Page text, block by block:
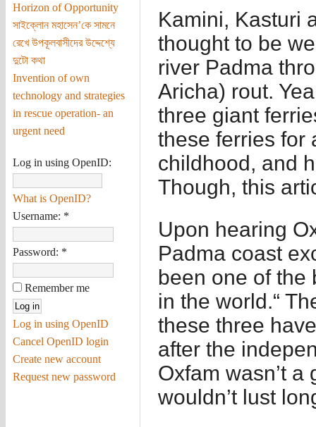
Horizon of Opportunity
সাইক্লোন মহাসেন’কে সামনে
রেখে উপকূলবাসীদের উদ্দেশ্যে
দুটো কথা
Invention of own
technology and strategies
in rescue operation- an
urgent need
Log in using OpenID:
What is OpenID?
Username: *
Password: *
Remember me
Log in using OpenID
Cancel OpenID login
Create new account
Request new password
Kamini, Kasturi
thought to be
river Padma
Aricha) rout.
three giant
these ferries for
childhood, and
Though, this
Upon hearing
Padma coast
been one of the
in the world.“
these three
after the
Oxfam wasn’t
wouldn’t lust